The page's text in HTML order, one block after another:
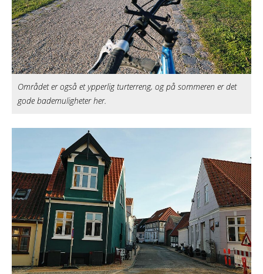
Området er også et ypperlig turterreng, og på sommeren er det
gode bademuligheter her.